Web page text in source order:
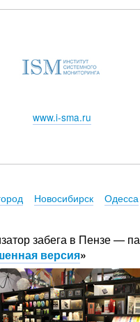
www.i-sma.ru
Новосибирск Одесса
забега в Пензе —
версия»